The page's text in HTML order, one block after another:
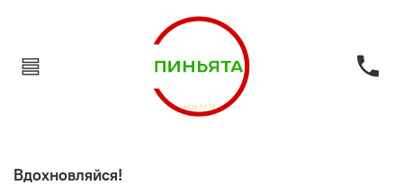
Вдохновляйся!